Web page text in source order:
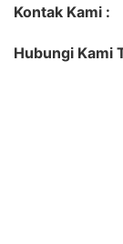
Kontak Kami :
Hubungi